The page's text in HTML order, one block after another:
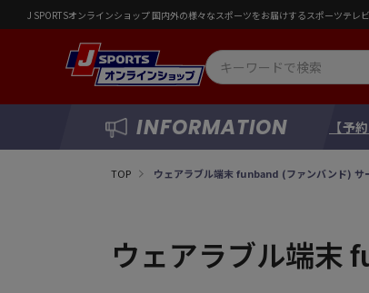
J SPORTSオンラインショップ 国内外の様々なスポーツをお届けするスポーツテレ
INFORMATION 【予
TOP ウェアラブル端末 funband (ファンバンド) サ
ウェアラブル端末